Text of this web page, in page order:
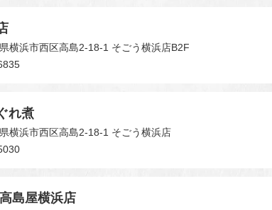
横浜市西区高島2-18-1 そごう横浜店B2F
れ煮
横浜市西区高島2-18-1 そごう横浜店
島屋横浜店